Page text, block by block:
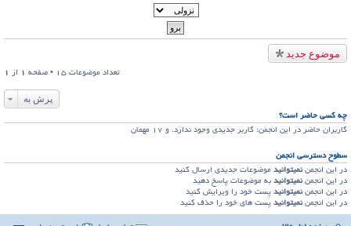
موضوع جدید
تعداد موضوعات 15 • صفحه 1 از 1
پرش به
چه کسی حاضر است؟
کاربران حاضر در این انجمن: کاربر جدیدی وجود ندارد. و 17 مهمان
سطوح دسترسي انجمن
در این انجمننمیتوانید موضوعات جدیدی ارسال کنید
در این انجمننمیتوانید به موضوعات پاسخ دهید
در این انجمننمیتوانید پست خود را ویرایش کنید
در این انجمننمیتوانید پست های خود را حذف کنید